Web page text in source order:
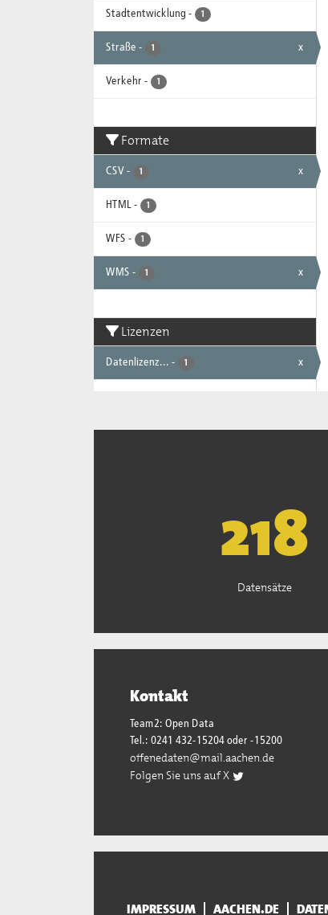
Stadtentwicklung - 1
Straße - 1 x
Verkehr - 1
Formate
CSV - 1 x
HTML - 1
WFS - 1
WMS - 1 x
Lizenzen
Datenlizenz... - 1 x
221
Datensätze
Kontakt
Team2: Open Data
Tel.: 0241 432-15204 oder -15200
offenedaten@mail.aachen.de
Folgen Sie uns auf X
IMPRESSUM AACHEN.DE